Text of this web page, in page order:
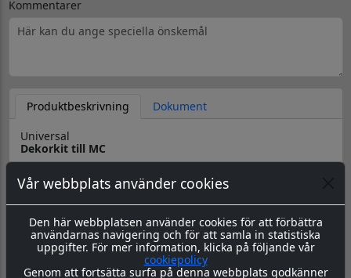
Vår webbplats använder cookies
Den här webbplatsen använder cookies för att förbättra
användarnas navigering och för att samla in statistiska
uppgifter. För mer information, klicka på följande vår
cookiepolicy
Genom att fortsätta surfa på denna webbplats godkänner
Kommentarer
Produktbeskrivning
Dokument
Universal
Dekorkit till MC
Material & Tillverkning:
genomfärgad kvalitetsfolie. Storleken är universal men går
att få i önskad storlek. ange detta i kommentarer på
beställning.
Leverans:Dekalerna levereras redo för montage med
appliceringstape över som håller ihop dekalen, och